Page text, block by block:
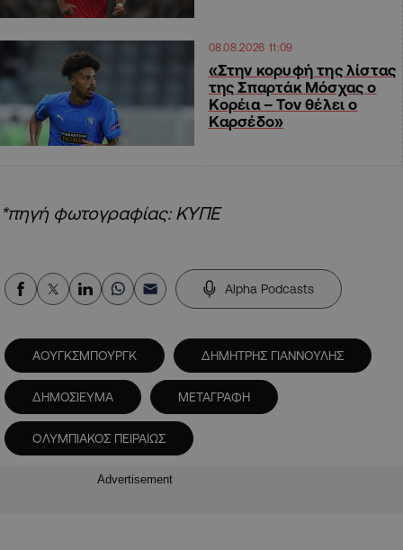
08.08.2026 11:09
«Στην κορυφή της λίστας
της Σπαρτάκ Μόσχας ο
Κορέια – Τον θέλει ο
Καρσέδο»
*πηγή φωτογραφίας: ΚΥΠΕ
Alpha Podcasts
ΑΟΥΓΚΣΜΠΟΥΡΓΚ ΔΗΜΗΤΡΗΣ ΓΙΑΝΝΟΥΛΗΣ
ΔΗΜΟΣΙΕΥΜΑ ΜΕΤΑΓΡΑΦΗ
ΟΛΥΜΠΙΑΚΟΣ ΠΕΙΡΑΙΩΣ
Advertisement